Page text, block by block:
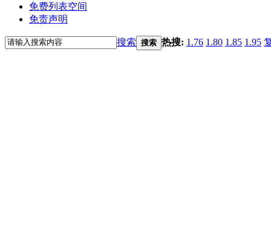
免费列表空间
免责声明
搜索 搜索 热搜: 1.76 1.80 1.85 1.95